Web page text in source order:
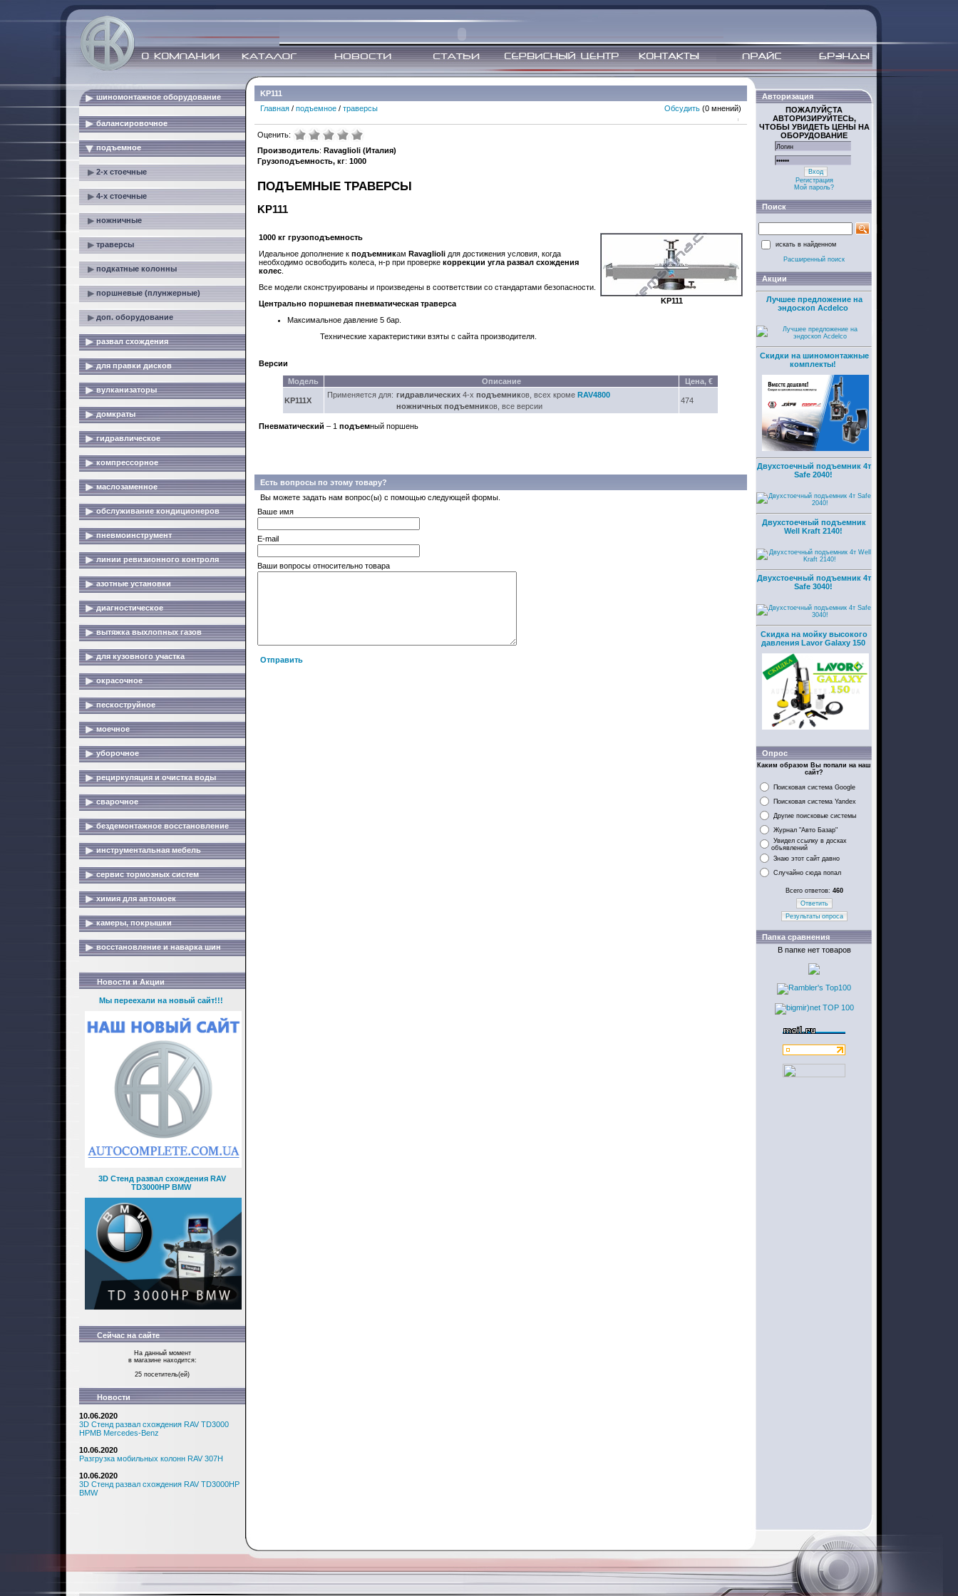
шиномонтажное оборудование
балансировочное
подъемное
2-х стоечные
4-х стоечные
ножничные
траверсы
подкатные колонны
поршневые (плунжерные)
доп. оборудование
развал схождения
для правки дисков
вулканизаторы
домкраты
гидравлическое
компрессорное
маслозаменное
обслуживание кондиционеров
пневмоинструмент
линии ревизионного контроля
азотные установки
диагностическое
вытяжка выхлопных газов
для кузовного участка
окрасочное
пескоструйное
моечное
уборочное
рециркуляция и очистка воды
сварочное
бездемонтажное восстановление
инструментальная мебель
сервис тормозных систем
химия для автомоек
камеры, покрышки
восстановление и наварка шин
Новости и Акции
Мы переехали на новый сайт!!!
3D Стенд развал схождения RAV
TD3000HP BMW
Сейчас на сайте
На данный момент
в магазине находится:
25 посетитель(ей)
Новости
10.06.2020
3D Стенд развал схождения RAV TD3000
HPMB Mercedes-Benz
10.06.2020
Разгрузка мобильных колонн RAV 307H
10.06.2020
3D Стенд развал схождения RAV TD3000HP
BMW
KP111
Обсудить (0 мнений)
Главная / подъемное / траверсы
Оценить:
Производитель: Ravaglioli (Италия)
Грузоподъемность, кг: 1000
ПОДЪЕМНЫЕ ТРАВЕРСЫ
KP111
1000 кг грузоподъемность
Идеальное дополнение к подъемникам Ravaglioli для достижения условия, когда
необходимо освободить колеса, н-р при проверке коррекции угла развал схождения
колес
Все модели сконструированы и произведены в соответствии со стандартами безопасности.
Центрально поршневая пневматическая траверса
Максимальное давление 5 бар.
Технические характеристики взяты с сайта производителя.
KP111
Версии
Модель Описание Цена, €
KP111X
Применяется для: гидравлических 4-х подъемников, всех кроме RAV4800
ножничных подъемников, все версии
474
Пневматический – 1 подъемный поршень
Есть вопросы по этому товару?
Вы можете задать нам вопрос(ы) с помощью следующей формы.
Ваше имя
E-mail
Ваши вопросы относительно товара
Отправить
Авторизация
ПОЖАЛУЙСТА
АВТОРИЗИРУЙТЕСЬ,
ЧТОБЫ УВИДЕТЬ ЦЕНЫ НА
ОБОРУДОВАНИЕ
Вход
Регистрация
Мой пароль?
Поиск
искать в найденном
Расширенный поиск
Акции
Лучшее предложение на
эндоскоп Acdelco
Скидки на шиномонтажные
комплекты!
Двухстоечный подъемник 4т
Safe 2040!
Двухстоечный подъемник
Well Kraft 2140!
Двухстоечный подъемник 4т
Safe 3040!
Скидка на мойку высокого
давления Lavor Galaxy 150
Опрос
Каким образом Вы попали на наш
сайт?
Поисковая система Google
Поисковая система Yandex
Другие поисковые системы
Журнал "Авто Базар"
Увидел ссылку в досках
объявлений
Знаю этот сайт давно
Случайно сюда попал
Всего ответов: 460
Ответить
Результаты опроса
Папка сравнения
В папке нет товаров